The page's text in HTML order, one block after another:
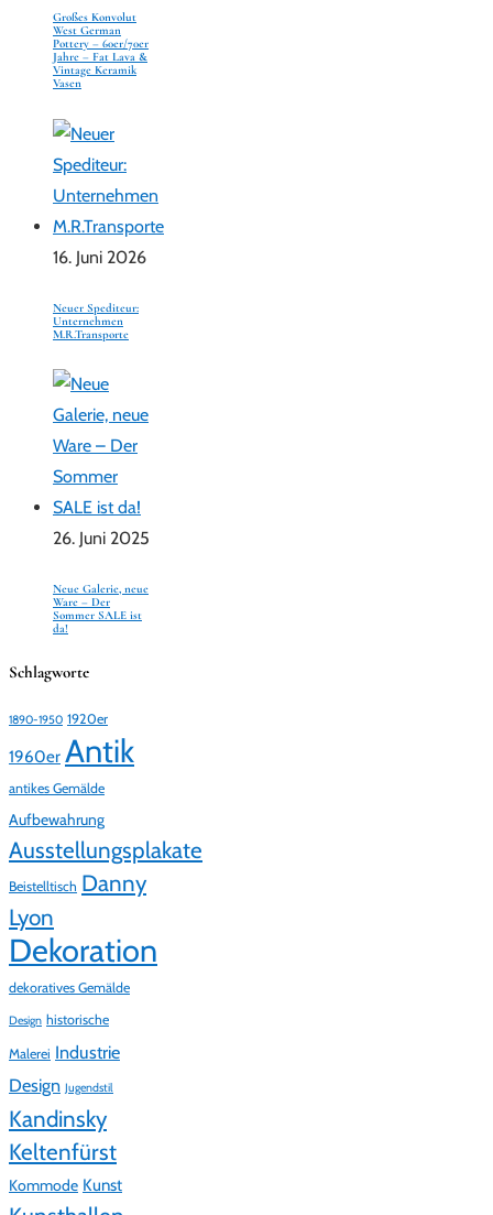
Großes Konvolut
West German
Pottery – 60er/70er
Jahre – Fat Lava &
Vintage Keramik
Vasen
16. Juni 2026
Neuer Spediteur:
Unternehmen
M.R.Transporte
26. Juni 2025
Neue Galerie, neue
Ware – Der
Sommer SALE ist
da!
Schlagworte
1890-1950 1920er
1960er Antik
antikes Gemälde
Aufbewahrung
Ausstellungsplakate
Beistelltisch Danny
Lyon
Dekoration
dekoratives Gemälde
Design historische
Malerei Industrie
Design Jugendstil
Kandinsky
Keltenfürst
Kommode Kunst